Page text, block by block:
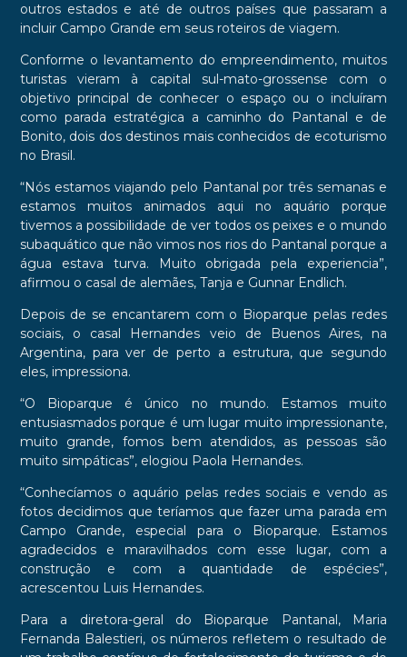
outros estados e até de outros países que passaram a
incluir Campo Grande em seus roteiros de viagem.
Conforme o levantamento do empreendimento, muitos
turistas vieram à capital sul-mato-grossense com o
objetivo principal de conhecer o espaço ou o incluíram
como parada estratégica a caminho do Pantanal e de
Bonito, dois dos destinos mais conhecidos de ecoturismo
no Brasil.
“Nós estamos viajando pelo Pantanal por três semanas e
estamos muitos animados aqui no aquário porque
tivemos a possibilidade de ver todos os peixes e o mundo
subaquático que não vimos nos rios do Pantanal porque a
água estava turva. Muito obrigada pela experiencia”,
afirmou o casal de alemães, Tanja e Gunnar Endlich.
Depois de se encantarem com o Bioparque pelas redes
sociais, o casal Hernandes veio de Buenos Aires, na
Argentina, para ver de perto a estrutura, que segundo
eles, impressiona.
“O Bioparque é único no mundo. Estamos muito
entusiasmados porque é um lugar muito impressionante,
muito grande, fomos bem atendidos, as pessoas são
muito simpáticas”, elogiou Paola Hernandes.
“Conhecíamos o aquário pelas redes sociais e vendo as
fotos decidimos que teríamos que fazer uma parada em
Campo Grande, especial para o Bioparque. Estamos
agradecidos e maravilhados com esse lugar, com a
construção e com a quantidade de espécies”,
acrescentou Luis Hernandes.
Para a diretora-geral do Bioparque Pantanal, Maria
Fernanda Balestieri, os números refletem o resultado de